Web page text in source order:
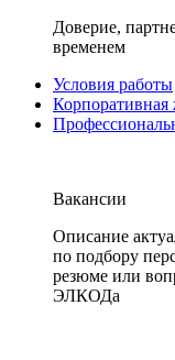
Доверие,
временем
Условия работы
Корпоративная
Вакансии
Описание
по подбору
резюме или
ЭЛКОДа